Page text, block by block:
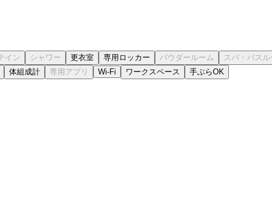
更衣室 専用ロッカー
体組成計 Wi-Fi ワークスペース 手ぶらOK